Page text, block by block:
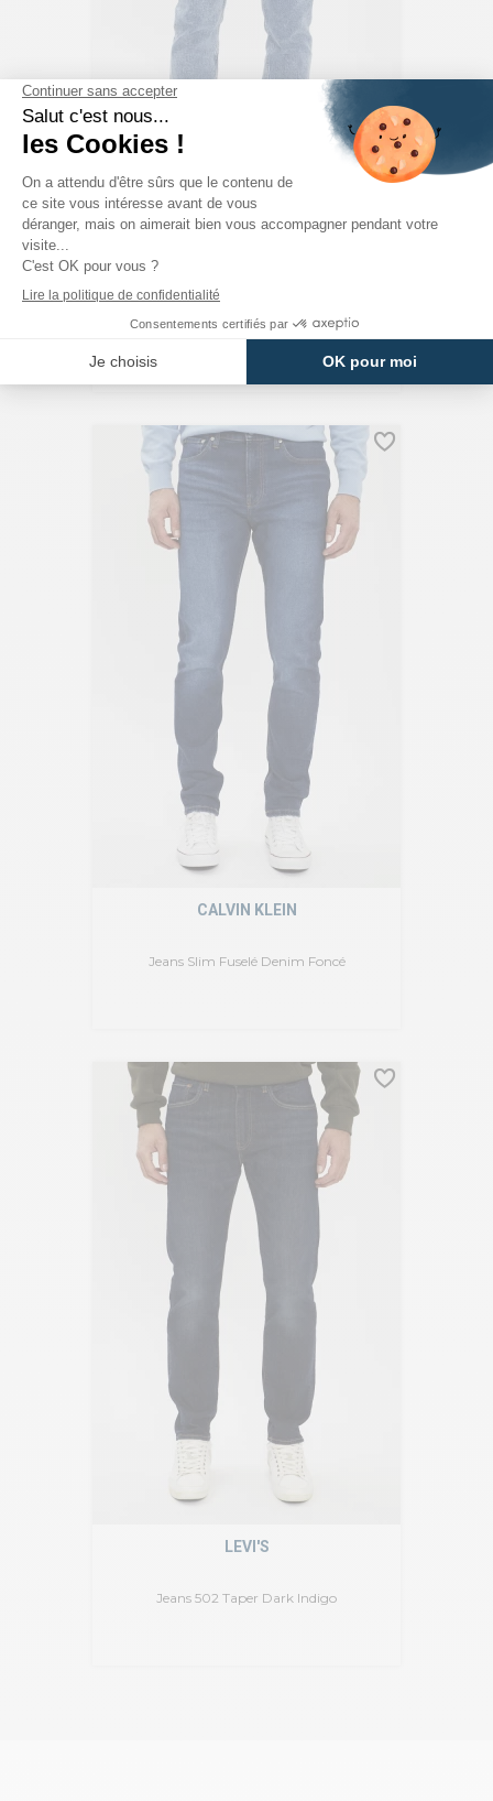
Jeans Slim Scanton Délavé
Jeans Slim Fuselé Denim Foncé
CALVIN KLEIN
Jeans 502 Taper Dark Indigo
LEVI'S